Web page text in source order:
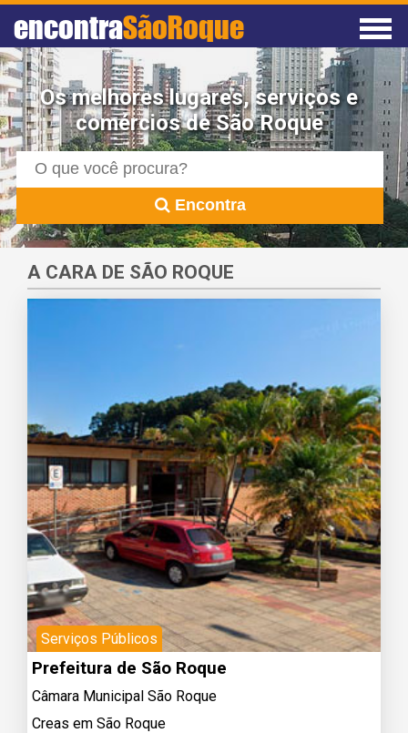
encontraSãoRoque
Os melhores lugares, serviços e
comércios de São Roque
Encontra
A CARA DE SÃO ROQUE
Serviços Públicos
Prefeitura de São Roque
Câmara Municipal São Roque
Creas em São Roque